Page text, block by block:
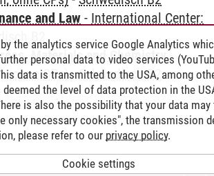
and Law - International Center:
B2
Materials and Chemistry-
ohne CPs)-Schwedisch B2
the analytics service Google Analytics
personal data to video services
data is transmitted to the USA, among
the level of data protection in the
is also the possibility that your data may
only necessary cookies", the transmission
please refer to our privacy policy.
Cookie settings